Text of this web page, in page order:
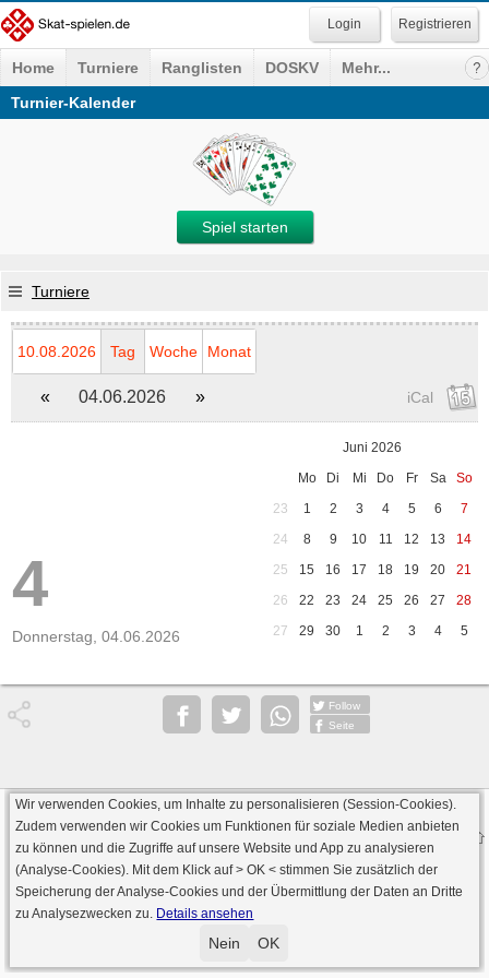
Registrieren
Home Turniere Ranglisten DOSKV
Mehr...
Turnier-Kalender
Spiel starten
Turniere
10.08.2026 Tag Woche Monat
« 04.06.2026 » iCal
4
Donnerstag, 04.06.2026
Juni 2026
Mo
Di Mi Do Fr Sa
So
23
1 2 3 4 5 6
7
24
8 9 10 11 12 13
14
25
15 16 17 18 19 20
21
26
22 23 24 25 26 27
28
27
29 30 1 2 3 4 5
Follow
Seite
· Serverversion: 2026 6.241 · registrierte Spieler: 501.088 ·
Online Skat Server: 142 (private Server:136)
Wir verwenden Cookies, um Inhalte zu personalisieren (Session-Cookies).
Zudem verwenden wir Cookies um Funktionen für soziale Medien anbieten
zu können und die Zugriffe auf unsere Website und App zu analysieren
(Analyse-Cookies). Mit dem Klick auf> OK < stimmen Sie zusätzlich der
Speicherung der Analyse-Cookies und der Übermittlung der Daten an Dritte
zu Analysezwecken zu. Details ansehen
Nein OK